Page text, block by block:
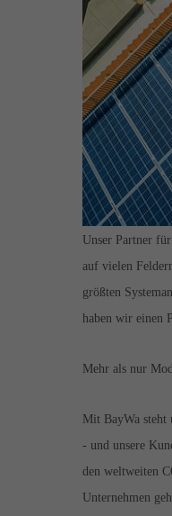
Unser Partner
auf vielen
größten
haben wir einen
Mehr als nur
Mit BayWa steht
- und unsere
den weltweiten
Unternehmen